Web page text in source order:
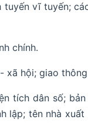
vĩ tuyến;
chính.
xã hội; giao
tích dân số;
lập; tên nhà